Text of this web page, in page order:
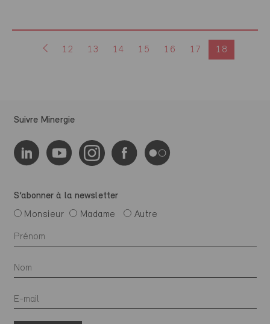
12 13 14 15 16 17 18
Suivre Minergie
S’abonner à la newsletter
Monsieur
Madame Autre